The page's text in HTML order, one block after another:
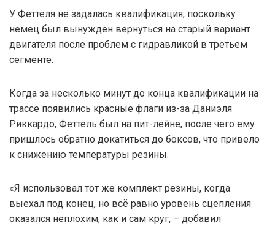
У Феттеля не задалась квалификация, поскольку
немец был вынужден вернуться на старый вариант
двигателя после проблем с гидравликой в третьем
сегменте.
Когда за несколько минут до конца квалификации на
трассе появились красные флаги из-за Даниэля
Риккардо, Феттель был на пит-лейне, после чего ему
пришлось обратно докатиться до боксов, что привело
к снижению температуры резины.
«Я использовал тот же комплект резины, когда
выехал под конец, но всё равно уровень сцепления
оказался неплохим, как и сам круг, – добавил